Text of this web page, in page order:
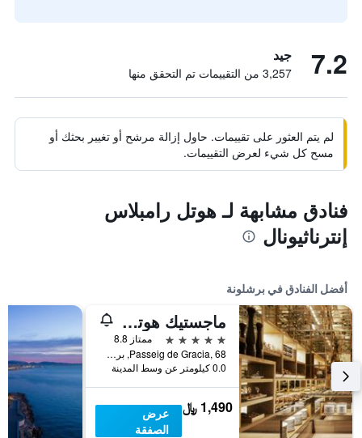
7.2 جيد
3,257 من التقييمات تم التحقق منها
لم يتم العثور على تقييمات. حاول إزالة مرشح أو تغيير بحثك أو
مسح كل شيء لعرض التقييمات.
فنادق مشابهة لـ هوتل رامبلاس
إنترناثيونال
أفضل الفنادق في برشلونة
ماجستيك هوتل آند سبا برشلونة جي إل
5 نجوم
ممتاز 8.8
Passeig de Gracia, 68, برشلونة, أسبانيا
0.0 كيلومتر عن وسط المدينة
1,490 ﷼
عرض
الصفقة